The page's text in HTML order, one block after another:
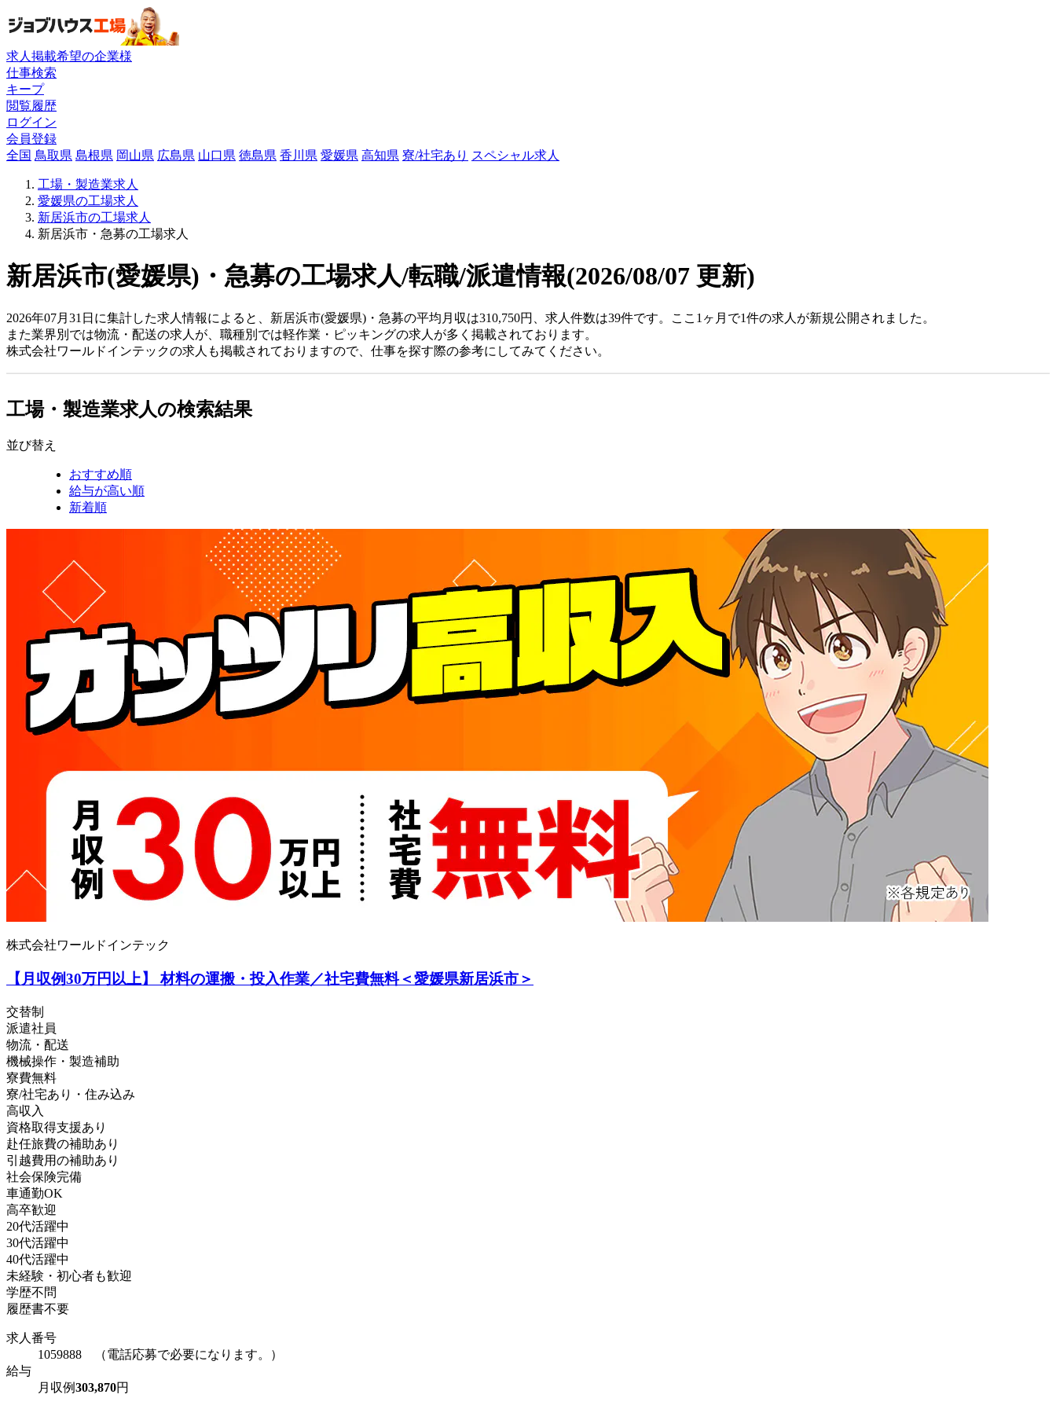
求人掲載希望の企業様
仕事検索
キープ
閲覧履歴
ログイン
会員登録
全国 鳥取県 島根県 岡山県 広島県 山口県 徳島県 香川県 愛媛県 高知県 寮/社宅あり スペシャル求人
工場・製造業求人
愛媛県の工場求人
新居浜市の工場求人
新居浜市・急募の工場求人
新居浜市(愛媛県)・急募の工場求人/転職/派遣情報(2026/08/07 更新)
2026年07月31日に集計した求人情報によると、新居浜市(愛媛県)・急募の平均月収は310,750円、求人件数は39件です。ここ1ヶ月で1件の求人が新規公開されました。
また業界別では物流・配送の求人が、職種別では軽作業・ピッキングの求人が多く掲載されております。
株式会社ワールドインテックの求人も掲載されておりますので、仕事を探す際の参考にしてみてください。
工場・製造業求人の検索結果
並び替え
おすすめ順
給与が高い順
新着順
株式会社ワールドインテック
【月収例30万円以上】 材料の運搬・投入作業／社宅費無料＜愛媛県新居浜市＞
交替制
派遣社員
物流・配送
機械操作・製造補助
寮費無料
寮/社宅あり・住み込み
高収入
資格取得支援あり
赴任旅費の補助あり
引越費用の補助あり
社会保険完備
車通勤OK
高卒歓迎
20代活躍中
30代活躍中
40代活躍中
未経験・初心者も歓迎
学歴不問
履歴書不要
求人番号
1059888 （電話応募で必要になります。）
給与
月収例303,870円